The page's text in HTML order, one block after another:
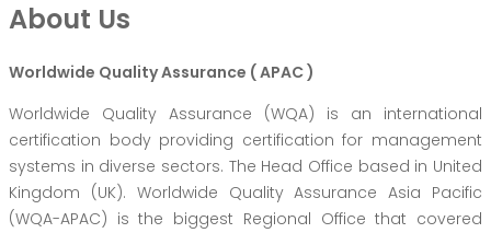
About Us
Worldwide Quality Assurance ( APAC )
Worldwide Quality Assurance (WQA) is an international
certification body providing certification for management
systems in diverse sectors. The Head Office based in United
Kingdom (UK). Worldwide Quality Assurance Asia Pacific
(WQA-APAC) is the biggest Regional Office that covered